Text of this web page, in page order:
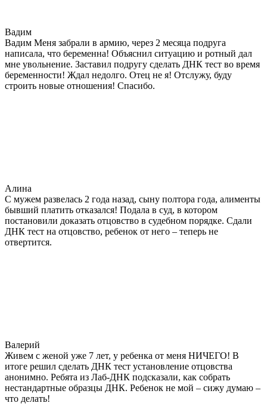
Вадим
Вадим Меня забрали в армию, через 2 месяца подруга
написала, что беременна! Объяснил ситуацию и ротный дал
мне увольнение. Заставил подругу сделать ДНК тест во время
беременности! Ждал недолго. Отец не я! Отслужу, буду
строить новые отношения! Спасибо.
Алина
С мужем развелась 2 года назад, сыну полтора года, алименты
бывший платить отказался! Подала в суд, в котором
постановили доказать отцовство в судебном порядке. Сдали
ДНК тест на отцовство, ребенок от него – теперь не
отвертится.
Валерий
Живем с женой уже 7 лет, у ребенка от меня НИЧЕГО! В
итоге решил сделать ДНК тест установление отцовства
анонимно. Ребята из Лаб-ДНК подсказали, как собрать
нестандартные образцы ДНК. Ребенок не мой – сижу думаю –
что делать!